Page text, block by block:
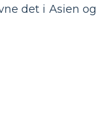
det i Asien og